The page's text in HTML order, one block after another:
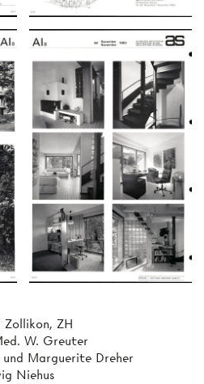
Zollikon, ZH
W. Greuter
und Marguerite Dreher
Niehus